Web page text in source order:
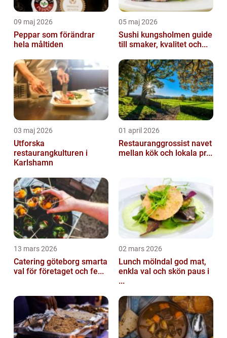
09 maj 2026
Peppar som förändrar
hela måltiden
05 maj 2026
Sushi kungsholmen guide
till smaker, kvalitet och...
03 maj 2026
Utforska
restaurangkulturen i
Karlshamn
01 april 2026
Restauranggrossist navet
mellan kök och lokala pr...
13 mars 2026
Catering göteborg smarta
val för företaget och fe...
02 mars 2026
Lunch mölndal god mat,
enkla val och skön paus i
...